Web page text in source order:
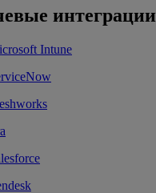
интеграции
Intune